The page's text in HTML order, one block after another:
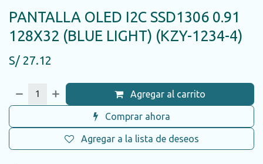
PANTALLA OLED I2C SSD1306 0.91
128X32 (BLUE LIGHT) (KZY-1234-4)
S/ 27.12
Agregar al carrito
Comprar ahora
Agregar a la lista de deseos